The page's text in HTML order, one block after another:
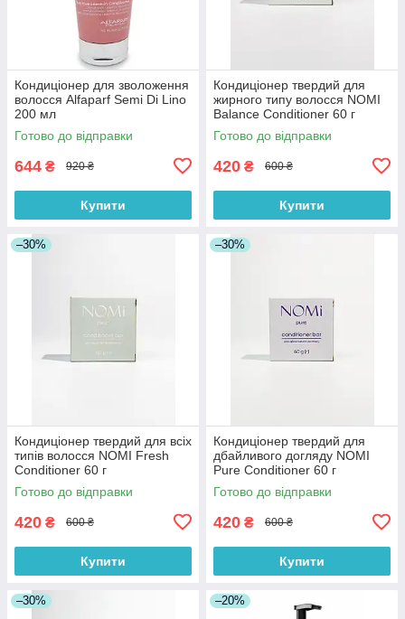
Кондиціонер для зволоження
волосся Alfaparf Semi Di Lino
200 мл
Готово до відправки
644 ₴ 920 ₴
Купити
Кондиціонер твердий для
жирного типу волосся NOMI
Balance Conditioner 60 г
Готово до відправки
420 ₴ 600 ₴
Купити
–30%
Кондиціонер твердий для всіх
типів волосся NOMI Fresh
Conditioner 60 г
Готово до відправки
420 ₴ 600 ₴
Купити
–30%
Кондиціонер твердий для
дбайливого догляду NOMI
Pure Conditioner 60 г
Готово до відправки
420 ₴ 600 ₴
Купити
–30% –20%